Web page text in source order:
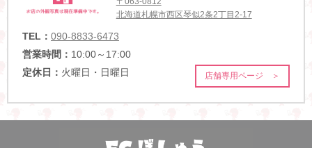
北海道札幌市西区琴似2条2丁目2-17
TEL： 090-8833-6473
営業時間： 10:00～17:00
定休日： 火曜日・日曜日 店舗専用ページ ＞